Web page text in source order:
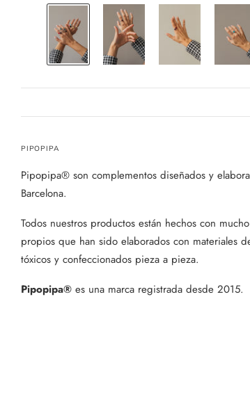
PIPOPIPA
Pipopipa® son complementos diseñados y
Barcelona.
Todos nuestros productos están hechos con
propios que han sido elaborados con materiales
tóxicos y confeccionados pieza a pieza.
Pipopipa® es una marca registrada desde 2015.